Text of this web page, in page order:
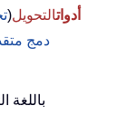
أدواتالتحويل(
دمج